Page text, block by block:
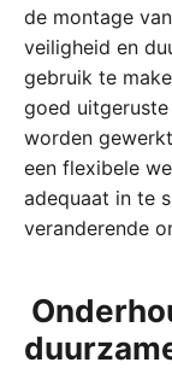
de montage
veiligheid en
gebruik te
goed
worden
een flexibele
adequaat in te
veranderende